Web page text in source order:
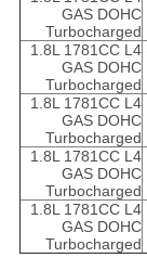
GAS DOHC
Turbocharged
1.8L 1781CC L4
GAS DOHC
Turbocharged
1.8L 1781CC L4
GAS DOHC
Turbocharged
1.8L 1781CC L4
GAS DOHC
Turbocharged
1.8L 1781CC L4
GAS DOHC
Turbocharged